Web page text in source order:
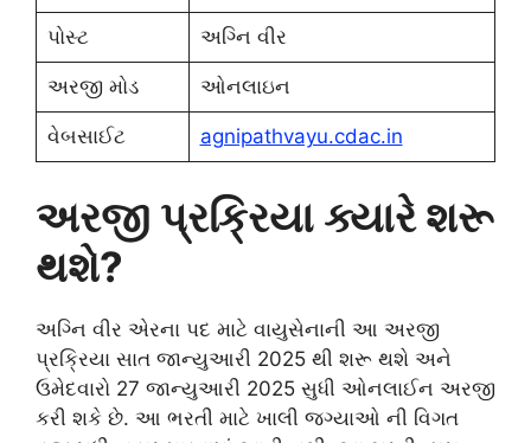
પોસ્ટ અગ્નિ વીર
અરજી મોડ ઓનલાઇન
વેબસાઈટ agnipathvayu.cdac.in
અરજી પ્રક્રિયા ક્યારે શરૂ
થશે?
અગ્નિ વીર એરના પદ માટે વાયુસેનાની આ અરજી
પ્રક્રિયા સાત જાન્યુઆરી 2025 થી શરૂ થશે અને
ઉમેદવારો 27 જાન્યુઆરી 2025 સુધી ઓનલાઈન અરજી
કરી શકે છે. આ ભરતી માટે ખાલી જગ્યાઓ ની વિગત